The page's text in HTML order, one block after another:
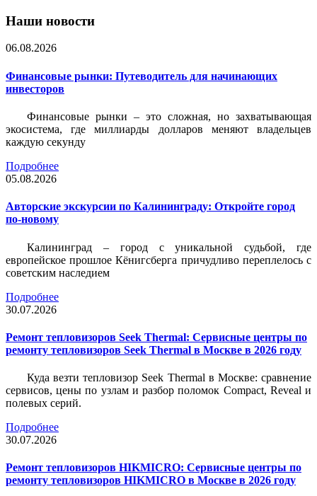
Наши новости
06.08.2026
Финансовые рынки: Путеводитель для начинающих
инвесторов
Финансовые рынки – это сложная, но захватывающая
экосистема, где миллиарды долларов меняют владельцев
каждую секунду
Подробнее
05.08.2026
Авторские экскурсии по Калининграду: Откройте город
по-новому
Калининград – город с уникальной судьбой, где
европейское прошлое Кёнигсберга причудливо переплелось с
советским наследием
Подробнее
30.07.2026
Ремонт тепловизоров Seek Thermal: Сервисные центры по
ремонту тепловизоров Seek Thermal в Москве в 2026 году
Куда везти тепловизор Seek Thermal в Москве: сравнение
сервисов, цены по узлам и разбор поломок Compact, Reveal и
полевых серий.
Подробнее
30.07.2026
Ремонт тепловизоров HIKMICRO: Сервисные центры по
ремонту тепловизоров HIKMICRO в Москве в 2026 году